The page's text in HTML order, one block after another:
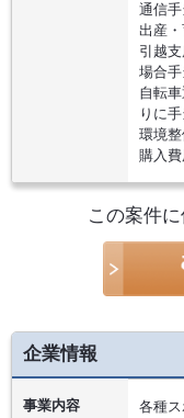
通信手
出産
引越
場合手
自転
りに手
環境
購入費
この案件
企業情報
事業内容
各種ス